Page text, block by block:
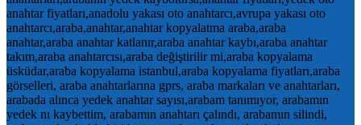
anahtar fiyatları,anadolu yakası oto anahtarcı,avrupa yakası oto
anahtarcı,araba,anahtar,anahtar kopyalatma araba,araba
anahtar,araba anahtar katlanır,araba anahtar kaybı,araba anahtar
takım,araba anahtarcısı,araba değiştirilir mi,araba kopyalama
üsküdar,araba kopyalama istanbul,araba kopyalama fiyatları,araba
görselleri, araba anahtarlarına gprs, araba markaları ve anahtarları,
arabada alınca yedek anahtar sayısı,arabam tanımıyor, arabamın
yedek nı kaybettim, arabamın anahtarı çalındı, arabamın silindi,